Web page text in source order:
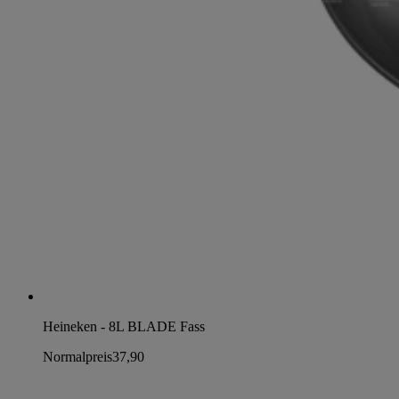
Heineken - 8L BLADE Fass
Normalpreis37,90